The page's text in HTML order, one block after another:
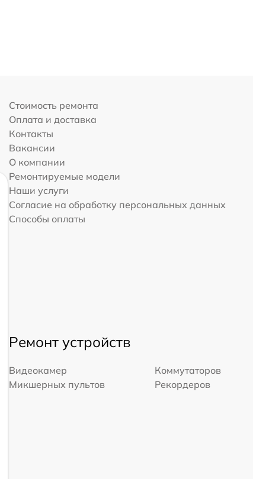
Стоимость ремонта
Оплата и доставка
Контакты
Вакансии
О компании
Ремонтируемые модели
Наши услуги
Согласие на обработку персональных данных
Способы оплаты
Ремонт устройств
Видеокамер Коммутаторов
Микшерных пультов
Рекордеров